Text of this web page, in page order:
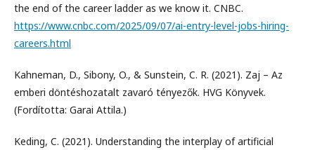
the end of the career ladder as we know it. CNBC.
https://www.cnbc.com/2025/09/07/ai-entry-level-jobs-hiring-
careers.html
Kahneman, D., Sibony, O., & Sunstein, C. R. (2021). Zaj – Az
emberi döntéshozatalt zavaró tényezők. HVG Könyvek.
(Fordította: Garai Attila.)
Keding, C. (2021). Understanding the interplay of artificial